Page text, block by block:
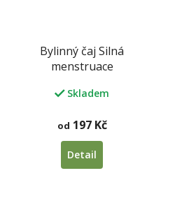
Bylinný čaj Silná
menstruace
Skladem
od 197 Kč
Detail